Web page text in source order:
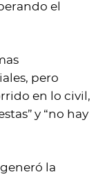
el
pero
en lo civil,
y “no hay
generó la